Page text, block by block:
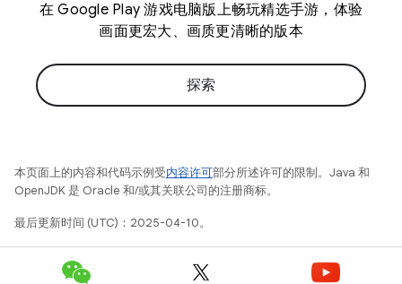
在 Google Play 游戏电脑版上畅玩精选手游，体验
画面更宏大、画质更清晰的版本
探索
本页面上的内容和代码示例受内容许可部分所述许可的限制。Java 和
OpenJDK 是 Oracle 和/或其关联公司的注册商标。
最后更新时间 (UTC)：2025-04-10。